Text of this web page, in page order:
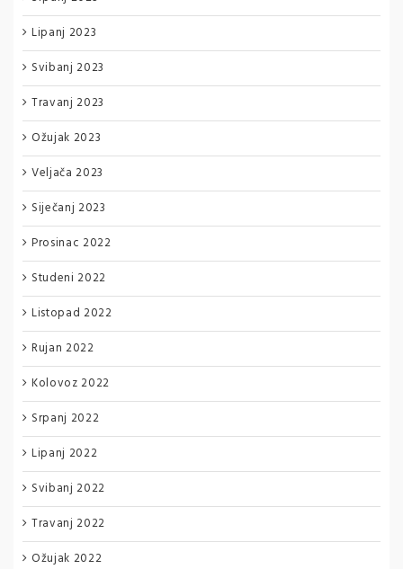
Lipanj 2023
Svibanj 2023
Travanj 2023
Ožujak 2023
Veljača 2023
Siječanj 2023
Prosinac 2022
Studeni 2022
Listopad 2022
Rujan 2022
Kolovoz 2022
Srpanj 2022
Lipanj 2022
Svibanj 2022
Travanj 2022
Ožujak 2022